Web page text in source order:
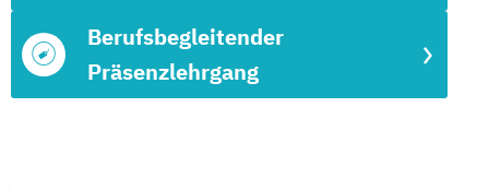
Berufsbegleitender
Präsenzlehrgang